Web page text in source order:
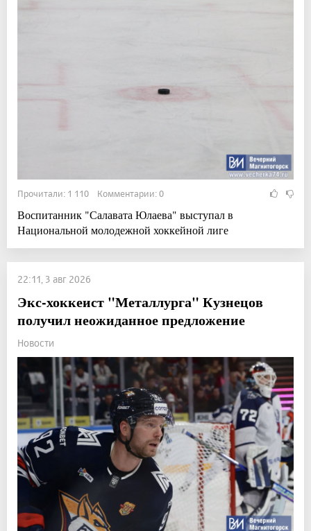
Прочитали: 1 110 Комментарии: 0
Воспитанник "Салавата Юлаева" выступал в
Национальной молодежной хоккейной лиге
22:11, 3 авг 2026
Экс-хоккеист "Металлурга" Кузнецов
получил неожиданное предложение
Новости